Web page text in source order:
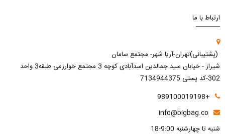
ارتباط با ما
(پشتیبانی)تهران-آریا شهر- مجتمع سامان
شیراز - خیابان سید جمالدین اسدآبادی کوچه 3 مجتمع خوارزمی طبقه3 واحد
302-کد پستی 7134944375
+989100019198
info@bigbag.co
شنبه تا چهارشنبه 9:00-18